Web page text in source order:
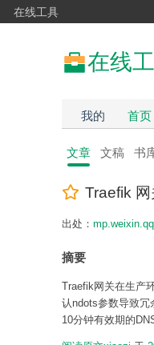
在线工具
在线
我的 首页
文章 文稿 书
Traefik
出处：
摘要
Traefik网关在生产
认ndots参数导致冗
10分钟有效期的